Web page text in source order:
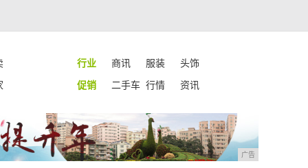
行业 商讯 服装
头饰
促销 二手车 行情 资讯
广告